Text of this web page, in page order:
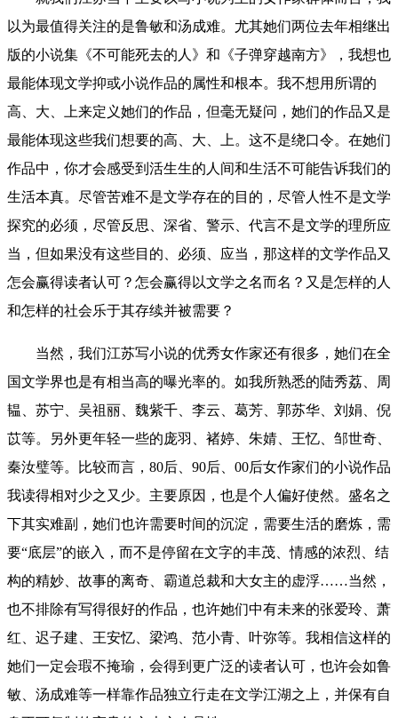
以为最值得关注的是鲁敏和汤成难。尤其她们两位去年相继出
版的小说集《不可能死去的人》和《子弹穿越南方》，我想也
最能体现文学抑或小说作品的属性和根本。我不想用所谓的
高、大、上来定义她们的作品，但毫无疑问，她们的作品又是
最能体现这些我们想要的高、大、上。这不是绕口令。在她们
作品中，你才会感受到活生生的人间和生活不可能告诉我们的
生活本真。尽管苦难不是文学存在的目的，尽管人性不是文学
探究的必须，尽管反思、深省、警示、代言不是文学的理所应
当，但如果没有这些目的、必须、应当，那这样的文学作品又
怎会赢得读者认可？怎会赢得以文学之名而名？又是怎样的人
和怎样的社会乐于其存续并被需要？
当然，我们江苏写小说的优秀女作家还有很多，她们在全
国文学界也是有相当高的曝光率的。如我所熟悉的陆秀荔、周
韫、苏宁、吴祖丽、魏紫千、李云、葛芳、郭苏华、刘娟、倪
苡等。另外更年轻一些的庞羽、褚婷、朱婧、王忆、邹世奇、
秦汝璧等。比较而言，80后、90后、00后女作家们的小说作品
我读得相对少之又少。主要原因，也是个人偏好使然。盛名之
下其实难副，她们也许需要时间的沉淀，需要生活的磨炼，需
要“底层”的嵌入，而不是停留在文字的丰茂、情感的浓烈、结
构的精妙、故事的离奇、霸道总裁和大女主的虚浮……当然，
也不排除有写得很好的作品，也许她们中有未来的张爱玲、萧
红、迟子建、王安忆、梁鸿、范小青、叶弥等。我相信这样的
她们一定会瑕不掩瑜，会得到更广泛的读者认可，也许会如鲁
敏、汤成难等一样靠作品独立行走在文学江湖之上，并保有自